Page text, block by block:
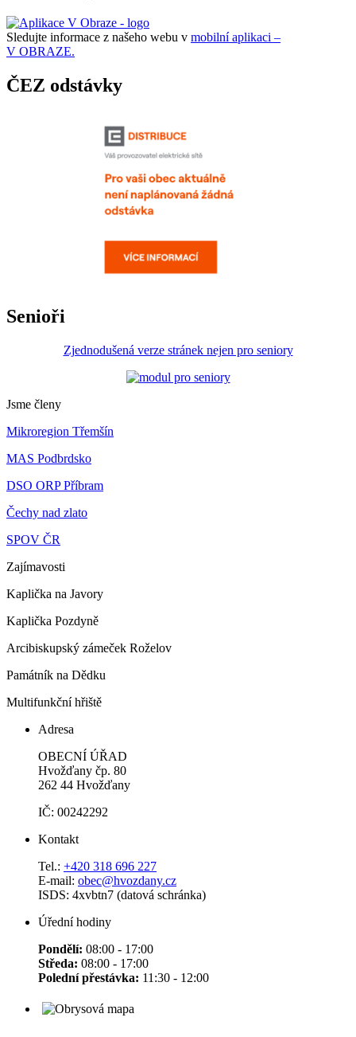
Sledujte informace z našeho webu v mobilní aplikaci –
V OBRAZE.
ČEZ odstávky
Senioři
Zjednodušená verze stránek nejen pro seniory
Jsme členy
Mikroregion Třemšín
MAS Podbrdsko
DSO ORP Příbram
Čechy nad zlato
SPOV ČR
Zajímavosti
Kaplička na Javory
Kaplička Pozdyně
Arcibiskupský zámeček Roželov
Památník na Dědku
Multifunkční hřiště
Adresa
OBECNÍ ÚŘAD
Hvožďany čp. 80
262 44 Hvožďany
IČ: 00242292
Kontakt
Tel.: +420 318 696 227
E-mail: obec@hvozdany.cz
ISDS: 4xvbtn7 (datová schránka)
Úřední hodiny
Pondělí: 08:00 - 17:00
Středa: 08:00 - 17:00
Polední přestávka: 11:30 - 12:00